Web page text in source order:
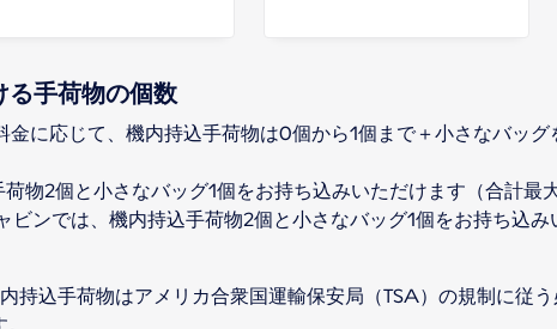
る手荷物の個数
に応じて、機内持込手荷物は0個から1個まで＋小さなバッグ
物2個と小さなバッグ1個をお持ち込みいただけます（合計最大
ンでは、機内持込手荷物2個と小さなバッグ1個をお持ち込み
持込手荷物はアメリカ合衆国運輸保安局（TSA）の規制に従